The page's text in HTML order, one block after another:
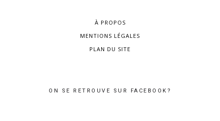
À PROPOS
MENTIONS LÉGALES
PLAN DU SITE
ON SE RETROUVE SUR FACEBOOK?